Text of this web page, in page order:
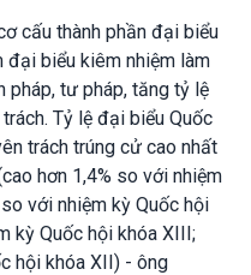
cấu thành phần đại biểu
đại biểu kiêm nhiệm làm
pháp, tư pháp, tăng tỷ lệ
Tỷ lệ đại biểu Quốc
trách trúng cử cao nhất
hơn 1,4% so với nhiệm
với nhiệm kỳ Quốc hội
kỳ Quốc hội khóa XIII;
hội khóa XII) - ông